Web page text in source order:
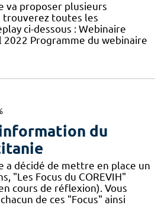
va proposer plusieurs
trouverez toutes les
ci-dessous : Webinaire
2022 Programme du webinaire
du
a décidé de mettre en place un
"Les Focus du COREVIH"
cours de réflexion). Vous
de ces "Focus" ainsi